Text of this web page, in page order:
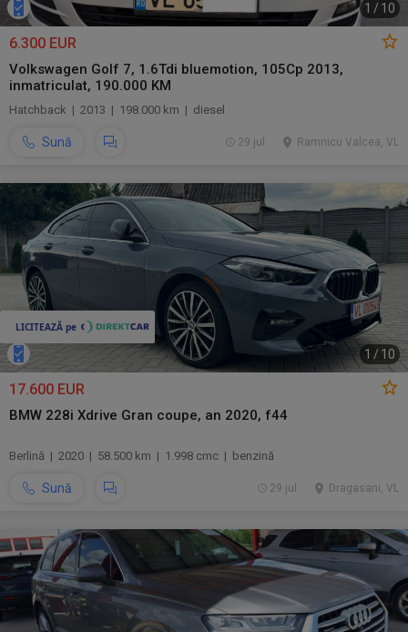
1 / 10
6.300 EUR
Volkswagen Golf 7, 1.6Tdi bluemotion, 105Cp 2013,
inmatriculat, 190.000 KM
Hatchback | 2013 | 198.000 km | diesel
Sună Ramnicu Valcea, VL
29 jul.
1 / 10
17.600 EUR
BMW 228i Xdrive Gran coupe, an 2020, f44
Berlină | 2020 | 58.500 km | 1.998 cmc | benzină
Sună Dragasani, VL
29 jul.